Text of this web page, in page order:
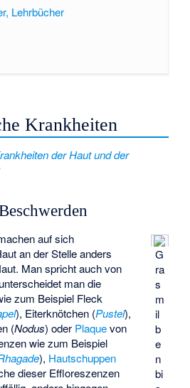
Lehrbücher
Krankheiten
der Haut und der
G
ra
s
m
il
b
e
n
bi
auf sich
an der Stelle anders
Man spricht auch von
man die
zum Beispiel Fleck
), Eiterknötchen (Pustel),
(Nodus) oder Plaquevon
wie zum Beispiel
), Hautschuppen
dieser Effloreszenzen